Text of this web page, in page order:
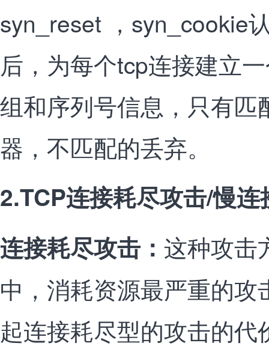
syn_reset ，syn_cookie
后，为每个tcp连接建立
组和序列号信息，只有匹
器，不匹配的丢弃。
2.TCP连接耗尽攻击/慢连
连接耗尽攻击 ： 这种攻击
中，消耗资源最严重的
起连接耗尽型的攻击的